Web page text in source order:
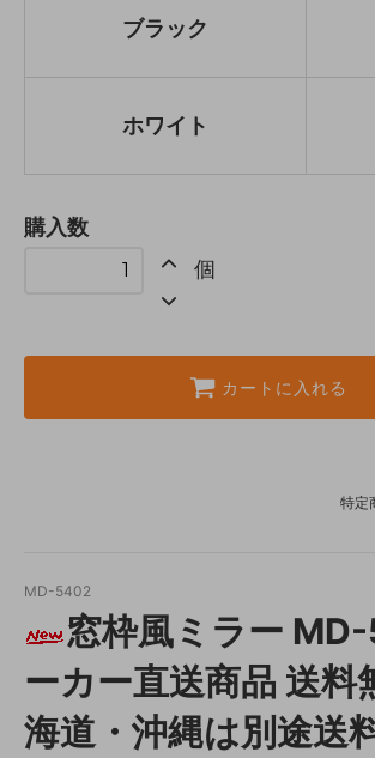
ブラック
ホワイト
購入数
個
カートに入れる
特定
MD-5402
窓枠風ミラー
ーカー直送商品 送料
海道・沖縄は別途送